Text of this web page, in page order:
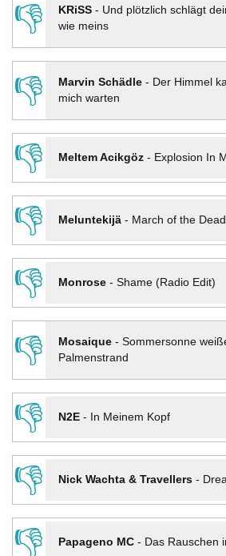
👎
KRiSS- Und plötzlich schlägt
wie meins
👎 Marvin Schädle- Der Himmel
mich warten
👎
Meltem Acikgöz- Explosion In
👎
Meluntekijä- March of the Dead
👎
Monrose- Shame (Radio Edit)
👎
Mosaique- Sommersonne
Palmenstrand
👎
N2E- In Meinem Kopf
👎
Nick Wachta & Travellers-
👎
Papageno MC- Das Rauschen